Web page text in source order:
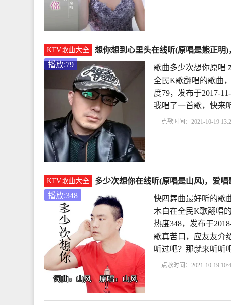
KTV歌曲大全
想你想到心里头在线听(原唱是熊正明
播放:79
歌曲多少次想你原唱
全民K歌翻唱的歌曲
度79，发布于2017-
我唱了一首歌，快来
点歌时间：2021-10-19
KTV歌曲大全
多少次想你在线听(原唱是山风)，爱
播放:348
快四舞曲最好听的歌
木白在全民K歌翻唱
热度348，发布于
歌真苦口，应友友介
听过吧？那就来听听
点歌时间：2021-10-19